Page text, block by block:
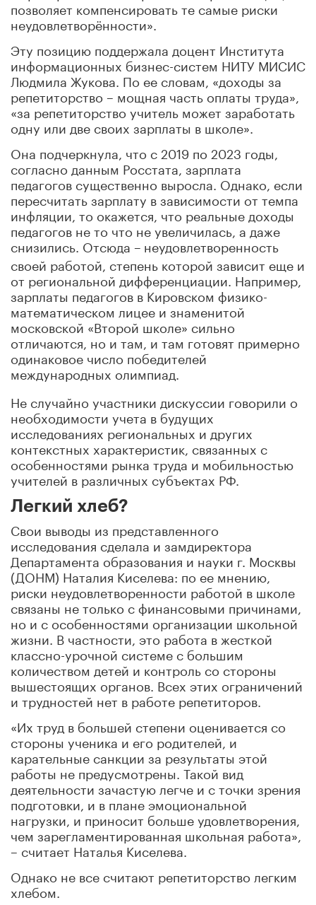
позволяет компенсировать те самые риски
неудовлетворённости».
Эту позицию поддержала доцент Института
информационных бизнес-систем НИТУ МИСИС
Людмила Жукова. По ее словам, «доходы за
репетиторство – мощная часть оплаты труда»,
«за репетиторство учитель может заработать
одну или две своих зарплаты в школе».
Она подчеркнула, что с 2019 по 2023 годы,
согласно данным Росстата, зарплата
педагогов существенно выросла. Однако, если
пересчитать зарплату в зависимости от темпа
инфляции, то окажется, что реальные доходы
педагогов не то что не увеличилась, а даже
снизились. Отсюда – неудовлетворенность
своей работой, степень которой зависит еще и
от региональной дифференциации. Например,
зарплаты педагогов в Кировском физико-
математическом лицее и знаменитой
московской «Второй школе» сильно
отличаются, но и там, и там готовят примерно
одинаковое число победителей
международных олимпиад.
Не случайно участники дискуссии говорили о
необходимости учета в будущих
исследованиях региональных и других
контекстных характеристик, связанных с
особенностями рынка труда и мобильностью
учителей в различных субъектах РФ.
Легкий хлеб?
Свои выводы из представленного
исследования сделала и замдиректора
Департамента образования и науки г. Москвы
(ДОНМ) Наталия Киселева: по ее мнению,
риски неудовлетворенности работой в школе
связаны не только с финансовыми причинами,
но и с особенностями организации школьной
жизни. В частности, это работа в жесткой
классно-урочной системе с большим
количеством детей и контроль со стороны
вышестоящих органов. Всех этих ограничений
и трудностей нет в работе репетиторов.
«Их труд в большей степени оценивается со
стороны ученика и его родителей, и
карательные санкции за результаты этой
работы не предусмотрены. Такой вид
деятельности зачастую легче и с точки зрения
подготовки, и в плане эмоциональной
нагрузки, и приносит больше удовлетворения,
чем зарегламентированная школьная работа»,
– считает Наталья Киселева.
Однако не все считают репетиторство легким
хлебом.